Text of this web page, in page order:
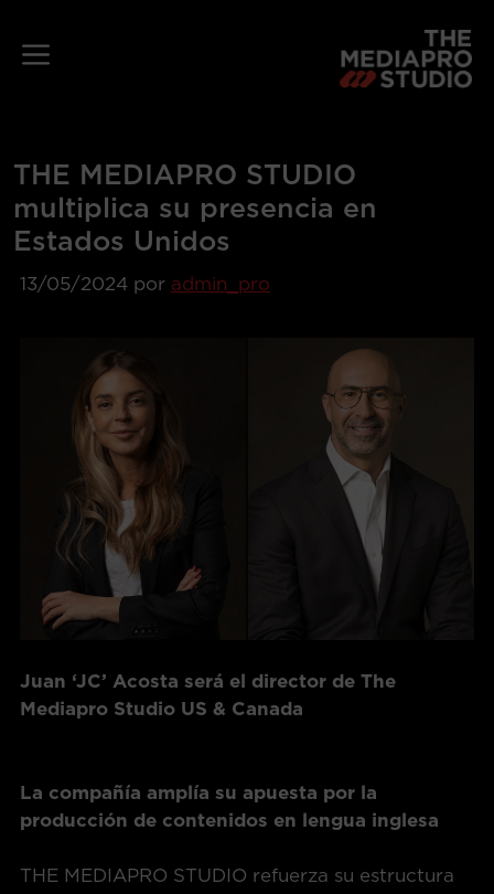
contenido
Menú
THE MEDIAPRO STUDIO
multiplica su presencia en
Estados Unidos
13/05/2024 por admin_pro
Juan ‘JC’ Acosta será el director de The
Mediapro Studio US & Canada
La compañía amplía su apuesta por la
producción de contenidos en lengua inglesa
THE MEDIAPRO STUDIO refuerza su estructura